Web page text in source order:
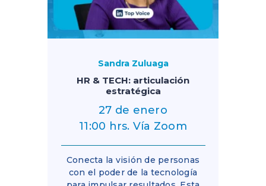
Sandra Zuluaga
HR & TECH: articulación
estratégica
27 de enero
11:00 hrs. Vía Zoom
Conecta la visión de personas
con el poder de la tecnología